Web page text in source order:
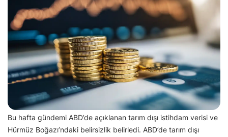
Bu hafta gündemi ABD’de açıklanan tarım dışı istihdam verisi ve
Hürmüz Boğazı’ndaki belirsizlik belirledi. ABD’de tarım dışı